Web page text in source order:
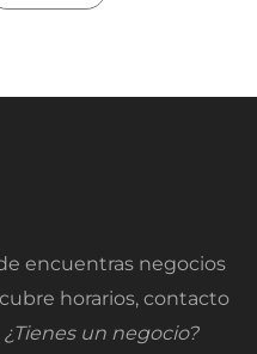
encuentras negocios
horarios, contacto
¿Tienes un negocio?